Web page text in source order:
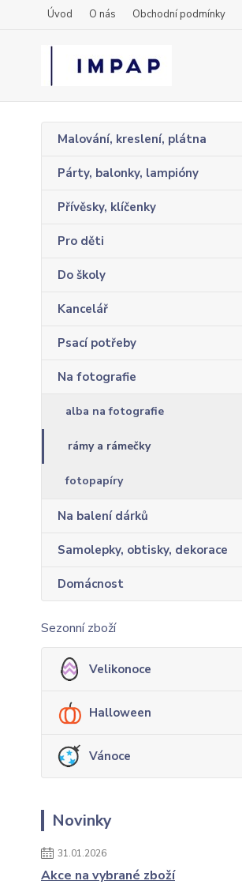
Úvod O nás Obchodní podmínky
Malování, kreslení, plátna
Párty, balonky, lampióny
Přívěsky, klíčenky
Pro děti
Do školy
Kancelář
Psací potřeby
Na fotografie
alba na fotografie
rámy a rámečky
fotopapíry
Na balení dárků
Samolepky, obtisky, dekorace
Domácnost
Sezonní zboží
Velikonoce
Halloween
Vánoce
Novinky
31.01.2026
Akce na vybrané zboží